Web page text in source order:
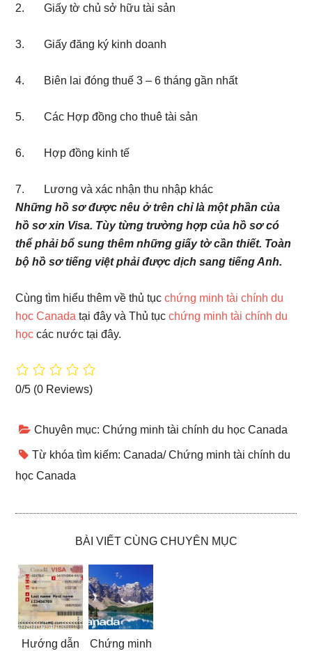
2. Giấy tờ chủ sở hữu tài sản
3. Giấy đăng ký kinh doanh
4. Biên lai đóng thuế 3 – 6 tháng gần nhất
5. Các Hợp đồng cho thuê tài sản
6. Hợp đồng kinh tế
7. Lương và xác nhận thu nhập khác
Những hồ sơ được nêu ở trên chỉ là một phần của
hồ sơ xin Visa. Tùy từng trường hợp của hồ sơ có
thể phải bổ sung thêm những giấy tờ cần thiết. Toàn
bộ hồ sơ tiếng việt phải được dịch sang tiếng Anh.
Cùng tìm hiểu thêm về thủ tụcchứng minh tài chính du
học Canada tại đây và Thủ tụcchứng minh tài chính du
học các nước tại đây.
0/5 (0 Reviews)
Chuyên mục:Chứng minh tài chính du học Canada
Từ khóa tìm kiếm:Canada/Chứng minh tài chính du
học Canada
BÀI VIẾT CÙNG CHUYÊN MỤC
Hướng dẫn
Chứng minh